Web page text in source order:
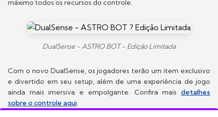
máximo todos os recursos do controle.
DualSense - ASTRO BOT - Edição Limitada
Com o novo DualSense, os jogadores terão um item exclusivo
e divertido em seu setup, além de uma experiência de jogo
ainda mais imersiva e empolgante. Confira mais detalhes
sobre o controle aqui.